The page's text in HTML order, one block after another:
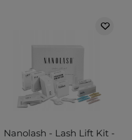
Nanolash - Lash Lift Kit -